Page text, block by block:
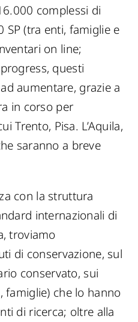
complessi di
(tra enti, famiglie e
on line;
questi
aumentare, grazie a
in corso per
Trento, Pisa. L’Aquila,
saranno a breve
con la struttura
internazionali di
troviamo
di conservazione, sul
conservato, sui
famiglie) che lo hanno
di ricerca; oltre alla